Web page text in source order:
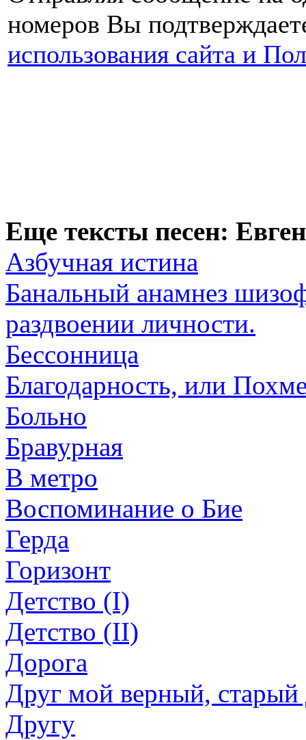
номеров Вы
использования сайта и
Еще тексты песен:
Азбучная истина
Банальный анамнез
раздвоении личности.
Бессонница
Благодарность, или
Больно
Бравурная
В метро
Воспоминание о Бие
Герда
Горизонт
Детство (I)
Детство (II)
Дорога
Друг мой верный, старый
Другу